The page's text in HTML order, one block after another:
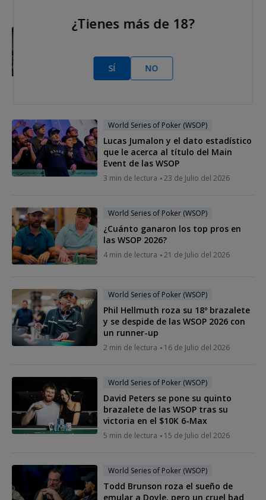
superordenador predice quién
ganará el Main Event de las WSOP
2026
World Series of Poker (WSOP)
Lucas Jumalon y el dato estadístico
que le acerca al título del Main
Event de las WSOP
3 min de lectura 23 de Julio del 2026
World Series of Poker (WSOP)
¿Cuánto ganaron los top pros en
las WSOP 2026?
4 min de lectura 21 de Julio del 2026
World Series of Poker (WSOP)
Phil Hellmuth roza su 18º brazalete
y se despide de las WSOP 2026 con
un runner-up
2 min de lectura 16 de Julio del 2026
World Series of Poker (WSOP)
David Peters se pone su quinto
brazalete de las WSOP tras su
victoria en el $10K 6-Max
5 min de lectura 15 de Julio del 2026
World Series of Poker (WSOP)
Todd Brunson roza el sueño de
emular a Doyle, pero un cruel bad
¿Tienes más de 18?
SÍ NO